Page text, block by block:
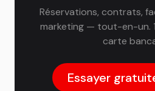
Réservations, contrats,
marketing — tout-en-un.
carte
Essayer